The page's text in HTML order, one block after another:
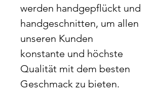
werden handgepflückt und
handgeschnitten, um allen
unseren Kunden
konstante und höchste
Qualität mit dem besten
Geschmack zu bieten.